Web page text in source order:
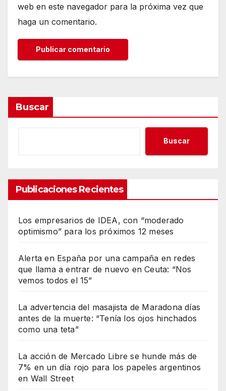
web en este navegador para la próxima vez que
haga un comentario.
Buscar
Buscar
Publicaciones Recientes
Los empresarios de IDEA, con “moderado
optimismo” para los próximos 12 meses
Alerta en España por una campaña en redes
que llama a entrar de nuevo en Ceuta: “Nos
vemos todos el 15”
La advertencia del masajista de Maradona días
antes de la muerte: “Tenía los ojos hinchados
como una teta”
La acción de Mercado Libre se hunde más de
7% en un día rojo para los papeles argentinos
en Wall Street